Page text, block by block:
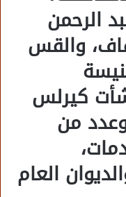
الرحمن
والقس
كيرلس
وعدد من
العام